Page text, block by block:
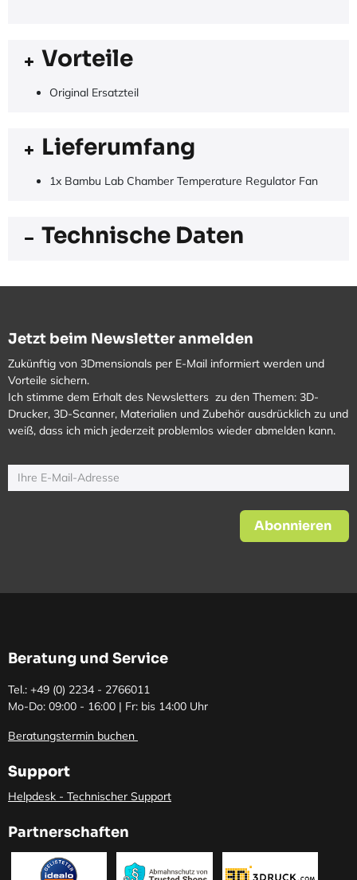
Vorteile
Original Ersatzteil
Lieferumfang
1x Bambu Lab Chamber Temperature Regulator Fan
Technische Daten
Jetzt beim Newsletter anmelden
Zukünftig von 3Dmensionals per E-Mail informiert werden und
Vorteile sichern.
Ich stimme dem Erhalt des Newsletters zu den Themen: 3D-
Drucker, 3D-Scanner, Materialien und Zubehör ausdrücklich zu und
weiß, dass ich mich jederzeit problemlos wieder abmelden kann.
Abonnieren
Beratung und Service
Tel.: +49 (0) 2234 - 2766011
Mo-Do: 09:00 - 16:00 | Fr: bis 14:00 Uhr
Beratungstermin buchen
Support
Helpdesk - Technischer Support
Partnerschaften